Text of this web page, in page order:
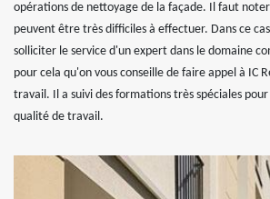
opérations de nettoyage de la façade. Il faut
peuvent être très difficiles à effectuer. Dans ce
solliciter le service d'un expert dans le domaine
pour cela qu'on vous conseille de faire appel à IC
travail. Il a suivi des formations très spéciales
qualité de travail.